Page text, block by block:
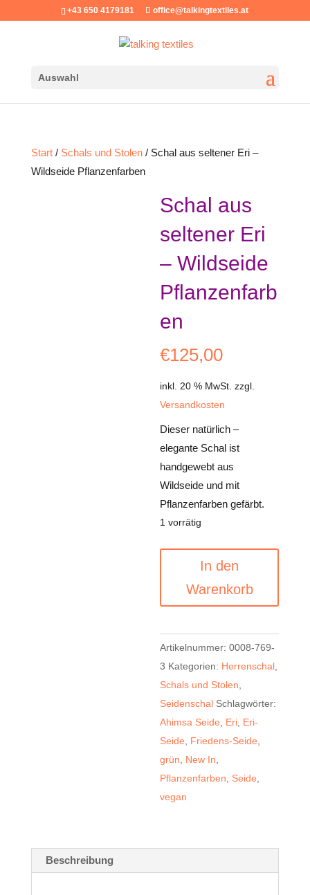
+43 650 4179181 office@talkingtextiles.at
Auswahl
Start/ Schals und Stolen/ Schal aus seltener Eri –
Wildseide Pflanzenfarben
Schal aus
seltener Eri
– Wildseide
Pflanzenfarb
en
€125,00
inkl. 20 % MwSt. zzgl.
Versandkosten
Dieser natürlich –
elegante Schal ist
handgewebt aus
Wildseide und mit
Pflanzenfarben gefärbt.
1 vorrätig
seltener
-
Wildseide
Pflanzenfarben
Menge
In den
Warenkorb
Artikelnummer:0008-769-
3 Kategorien: Herrenschal
Schals und Stolen
Seidenschal Schlagwörter:
Ahimsa Seide
Eri Eri-
Seide
Friedens-Seide
grün
New In
Pflanzenfarben
Seide
vegan
Beschreibung